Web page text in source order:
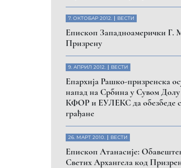
7. ОКТОБАР 2012. ВЕСТИ
Eпископ Западноамерички Г.
Призрену
9. АПРИЛ 2012. ВЕСТИ
Eпархија Рашко-призренска
напад на Србина у Сувом Долу
КФОР и ЕУЛЕКС да обезбеде
грађане
26. МАРТ 2010. ВЕСТИ
Eпископ Атанасије:
Светих Архангела код